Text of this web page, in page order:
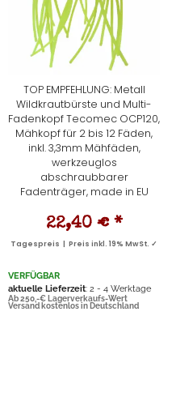
TOP EMPFEHLUNG: Metall
Wildkrautbürste und Multi-
Fadenkopf Tecomec OCP120,
Mähkopf für 2 bis 12 Fäden,
inkl. 3,3mm Mähfäden,
werkzeuglos
abschraubbarer
Fadenträger, made in EU
22,40 € *
Tagespreis | Preis inkl. 19% MwSt. ✓
VERFÜGBAR
aktuelle Lieferzeit: 2 - 4 Werktage
Ab 250,-€ Lagerverkaufs-Wert
Versand kostenlos in Deutschland